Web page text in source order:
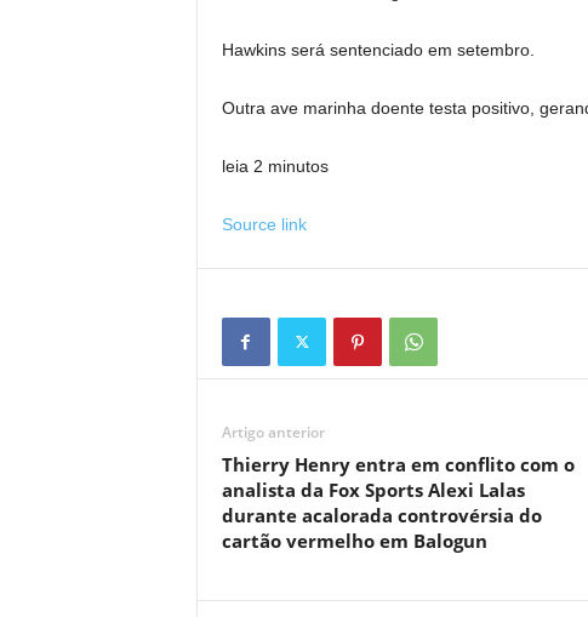
Hawkins será sentenciado em setembro.
Outra ave marinha doente testa positivo,
leia 2 minutos
Source link
Artigo anterior
Thierry Henry entra em conflito com o
analista da Fox Sports Alexi Lalas
durante acalorada controvérsia do
cartão vermelho em Balogun